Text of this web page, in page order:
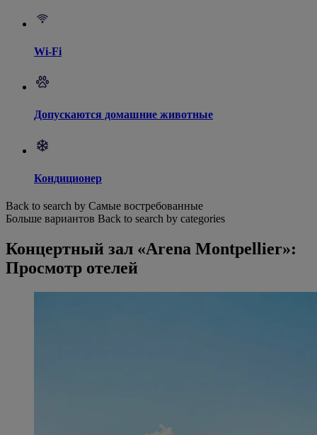
Wi-Fi
Допускаются домашние животные
Кондиционер
Back to search by Самые востребованные
Больше вариантов Back to search by categories
Концертный зал «Arena Montpellier»:
Просмотр отелей